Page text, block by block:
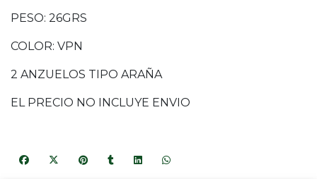
PESO: 26GRS
COLOR: VPN
2 ANZUELOS TIPO ARAÑA
EL PRECIO NO INCLUYE ENVIO